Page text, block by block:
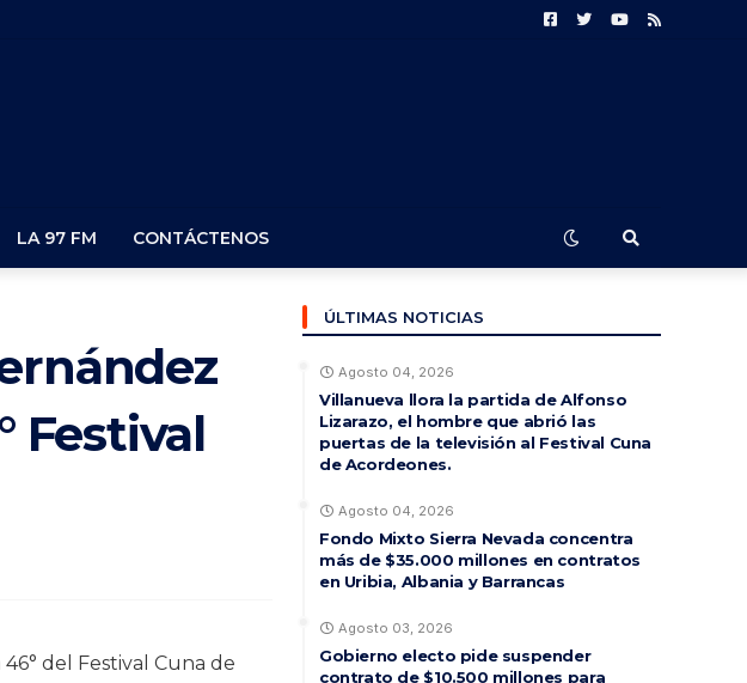
LA 97 FM CONTÁCTENOS
Festival
del Festival Cuna de
ÚLTIMAS NOTICIAS
Agosto 04, 2026
Villanueva llora la partida de Alfonso
Lizarazo, el hombre que abrió las
puertas de la televisión al Festival Cuna
de Acordeones.
Agosto 04, 2026
Fondo Mixto Sierra Nevada concentra
más de $35.000 millones en contratos
en Uribia, Albania y Barrancas
Agosto 03, 2026
Gobierno electo pide suspender
contrato de $10.500 millones para